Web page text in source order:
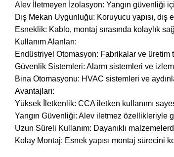
Alev İletmeyen İzolasyon: Yangın güvenliği
Dış Mekan Uygunluğu: Koruyucu yapısı, dış
Esneklik: Kablo, montaj sırasında kolaylık
Kullanım Alanları:
Endüstriyel Otomasyon: Fabrikalar ve üretim
Güvenlik Sistemleri: Alarm sistemleri ve
Bina Otomasyonu: HVAC sistemleri ve
Avantajları:
Yüksek İletkenlik: CCA iletken kullanımı
Yangın Güvenliği: Alev iletmez özellikleriyle
Uzun Süreli Kullanım: Dayanıklı
Kolay Montaj: Esnek yapısı montaj sürecini